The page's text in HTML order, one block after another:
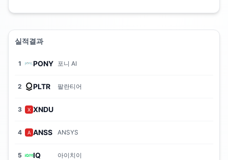
실적결과
1 PONY 포니 AI
2 PLTR 팔란티어
3 X XNDU
4 A ANSS ANSYS
5 IQ 아이치이